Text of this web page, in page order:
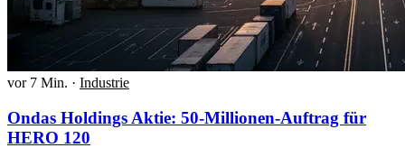
vor 7 Min. · Industrie
Ondas Holdings Aktie: 50-Millionen-Auftrag für
HERO 120